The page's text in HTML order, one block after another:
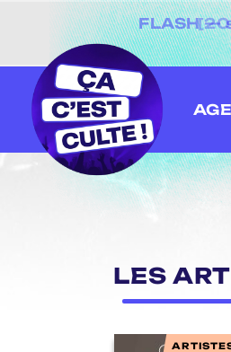
[20
LES